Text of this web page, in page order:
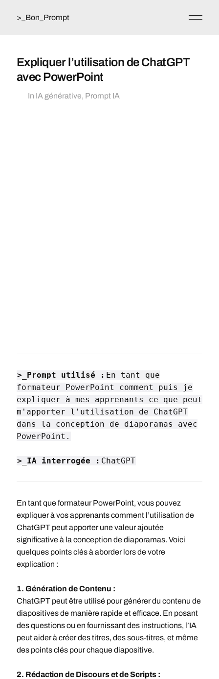
>_Bon_Prompt
Expliquer l’utilisation de ChatGPT
avec PowerPoint
In IA générative, Prompt IA
>_Prompt utilisé : En tant que
formateur PowerPoint comment puis je
expliquer à mes apprenants ce que peut
m'apporter l'utilisation de ChatGPT
dans la conception de diaporamas avec
PowerPoint.
>_IA interrogée : ChatGPT
En tant que formateur PowerPoint, vous pouvez
expliquer à vos apprenants comment l’utilisation de
ChatGPT peut apporter une valeur ajoutée
significative à la conception de diaporamas. Voici
quelques points clés à aborder lors de votre
explication :
1. Génération de Contenu :
ChatGPT peut être utilisé pour générer du contenu de
diapositives de manière rapide et efficace. En posant
des questions ou en fournissant des instructions, l’IA
peut aider à créer des titres, des sous-titres, et même
des points clés pour chaque diapositive.
2. Rédaction de Discours et de Scripts :